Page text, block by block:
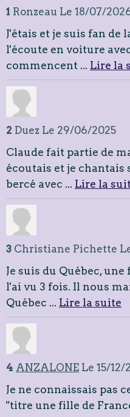
1 Ronzeau Le 18/07/
J'étais et je suis fan de
l'écoute en voiture
commencent ... Lire la
2 Duez Le 29/06/2025
Claude fait partie de
écoutais et je chantais
bercé avec ... Lire la
3 Christiane Pichette
Je suis du Québec,
l'ai vu 3 fois. Il nous
Québec ... Lire la suite
4 ANZALONE Le 15/12/
Je ne connaissais pas
"titre une fille de